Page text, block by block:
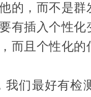
的，而不是
有插入个性
而且个性化
们最好有检